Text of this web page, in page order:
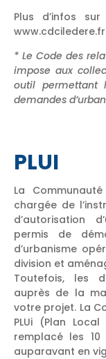
Plus d’infos
www.cdciledere.fr
* Le Code des
impose aux
outil permettant
demandes
PLUI
La
chargée de
d’autorisation
permis de
d’urbanisme
division et
Toutefois, les
auprès de la
votre projet. La
PLUi (Plan
remplacé les 10
auparavant en